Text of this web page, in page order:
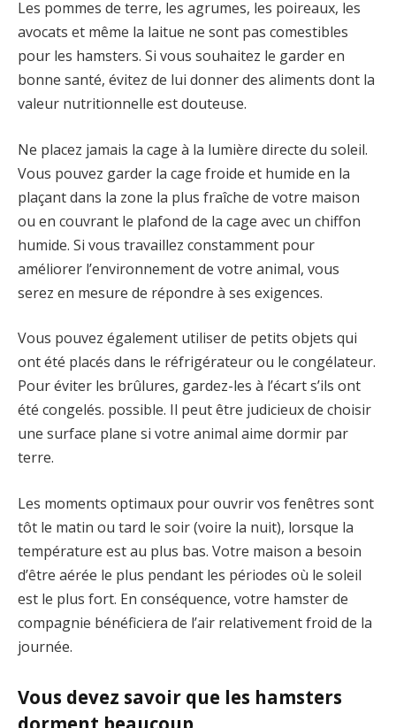
Les pommes de terre, les agrumes, les poireaux, les
avocats et même la laitue ne sont pas comestibles
pour les hamsters. Si vous souhaitez le garder en
bonne santé, évitez de lui donner des aliments dont la
valeur nutritionnelle est douteuse.
Ne placez jamais la cage à la lumière directe du soleil.
Vous pouvez garder la cage froide et humide en la
plaçant dans la zone la plus fraîche de votre maison
ou en couvrant le plafond de la cage avec un chiffon
humide. Si vous travaillez constamment pour
améliorer l’environnement de votre animal, vous
serez en mesure de répondre à ses exigences.
Vous pouvez également utiliser de petits objets qui
ont été placés dans le réfrigérateur ou le congélateur.
Pour éviter les brûlures, gardez-les à l’écart s’ils ont
été congelés. possible. Il peut être judicieux de choisir
une surface plane si votre animal aime dormir par
terre.
Les moments optimaux pour ouvrir vos fenêtres sont
tôt le matin ou tard le soir (voire la nuit), lorsque la
température est au plus bas. Votre maison a besoin
d’être aérée le plus pendant les périodes où le soleil
est le plus fort. En conséquence, votre hamster de
compagnie bénéficiera de l’air relativement froid de la
journée.
Vous devez savoir que les hamsters